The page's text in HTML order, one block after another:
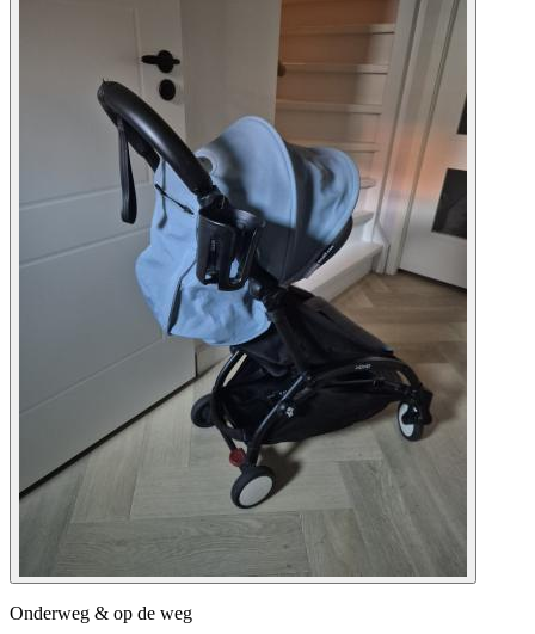
Onderweg & op de weg